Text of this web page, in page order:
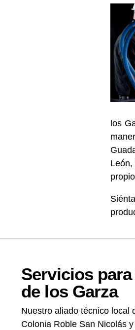
los
Servicios
de los Garza
Nuestro aliado técnico local
Colonia Roble San Nicolás